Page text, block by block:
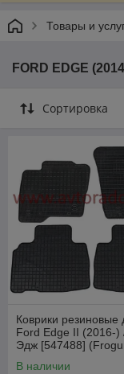
Товары и
FORD EDGE
Сортировка
Коврики резиновые
Ford Edge II (2016-)
Эдж [547488]
В наличии